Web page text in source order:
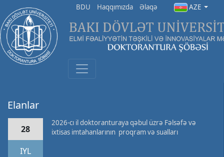
BDU Haqqımızda Əlaqə AZE
Elanlar
28
IYL
2026-cı il doktoranturaya qəbul üzrə Fəlsəfə və
ixtisas imtahanlarının proqram və sualları